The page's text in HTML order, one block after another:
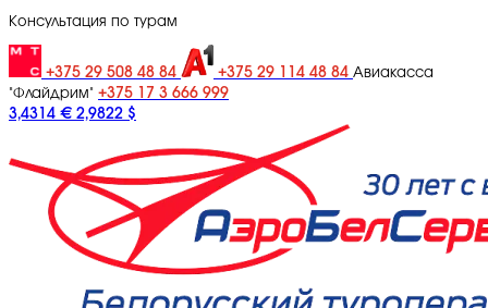
Консультация по турам
+375 29 508 48 84 +375 29 114 48 84 Авиакасса
"Флайдрим" +375 17 3 666 999
3,4314 € 2,9822 $